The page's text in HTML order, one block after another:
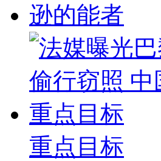
重点目标